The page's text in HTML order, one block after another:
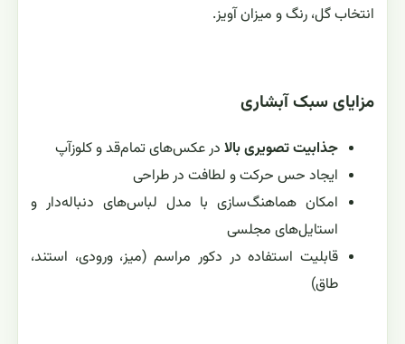
انتخاب گل، رنگ و میزان آویز.
مزایای سبک آبشاری
جذابیت تصویری بالادر عکس‌های تمام‌قد و کلوزآپ
ایجاد حس حرکت و لطافت در طراحی
امکان هماهنگ‌سازی با مدل لباس‌های دنباله‌دار و
استایل‌های مجلسی
قابلیت استفاده در دکور مراسم (میز، ورودی، استند،
طاق)